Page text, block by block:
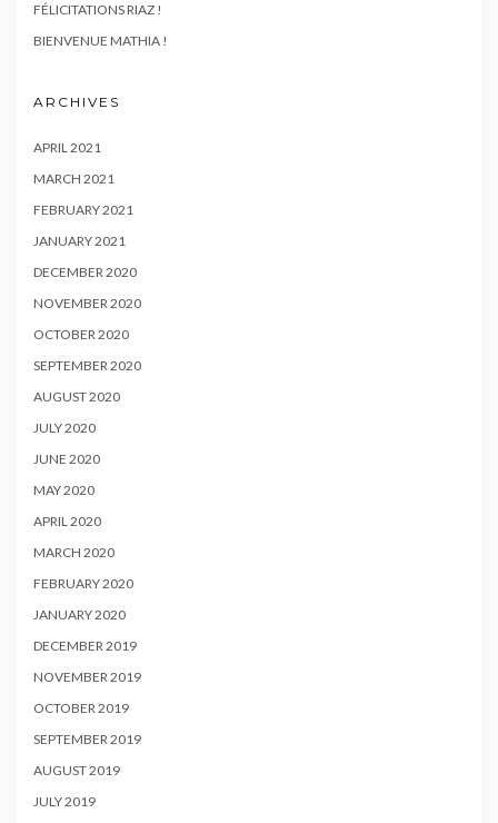
FÉLICITATIONS RIAZ !
BIENVENUE MATHIA !
ARCHIVES
APRIL 2021
MARCH 2021
FEBRUARY 2021
JANUARY 2021
DECEMBER 2020
NOVEMBER 2020
OCTOBER 2020
SEPTEMBER 2020
AUGUST 2020
JULY 2020
JUNE 2020
MAY 2020
APRIL 2020
MARCH 2020
FEBRUARY 2020
JANUARY 2020
DECEMBER 2019
NOVEMBER 2019
OCTOBER 2019
SEPTEMBER 2019
AUGUST 2019
JULY 2019